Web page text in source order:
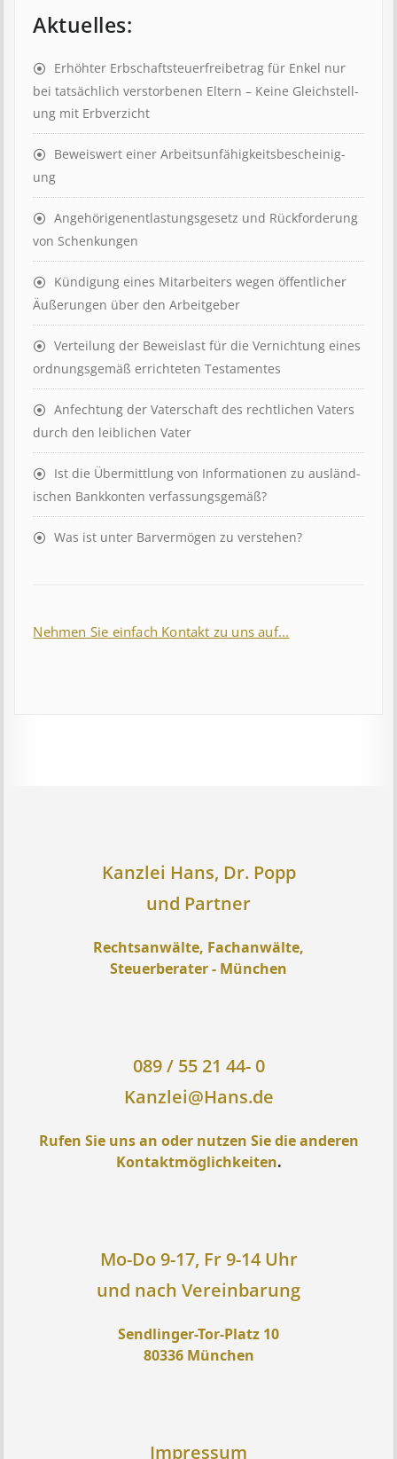
Aktuelles:
Erhöhter Erb­schaft­steuer­frei­be­trag für Enkel nur
bei tat­säch­lich ver­storb­en­en Eltern – Keine Gleich­stell­
ung mit Erb­verzicht
Beweis­wert einer Arbeits­un­fähig­keits­be­scheinig­
ung
Angehörigenent­lastungs­ge­setz und Rück­ford­er­ung
von Schenk­ung­en
Kündigung eines Mit­ar­beit­ers wegen öffent­lich­er
Äuß­er­ung­en über den Ar­beit­geber
Ver­teil­ung der Be­weis­last für die Ver­nicht­ung eines
ord­nungs­ge­mäß er­richt­et­en Test­ament­es
Anfechtung der Vaterschaft des rechtlichen Vaters
durch den leiblichen Vater
Ist die Über­mitt­lung von In­for­mat­ion­en zu aus­länd­
isch­en Bank­kont­en ver­fass­ungs­ge­mäß?
Was ist unter Barvermögen zu verstehen?
Nehmen Sie einfach Kontakt zu uns auf...
Kanzlei Hans, Dr. Popp
und Partner
Rechtsanwälte, Fachanwälte,
Steuerberater - München
089 / 55 21 44- 0
Kanzlei@Hans.de
Rufen Sie uns an oder nutzen Sie die anderen
Kontaktmöglichkeiten.
Mo-Do 9-17, Fr 9-14 Uhr
und nach Vereinbarung
Sendlinger-Tor-Platz 10
80336 München
Impressum